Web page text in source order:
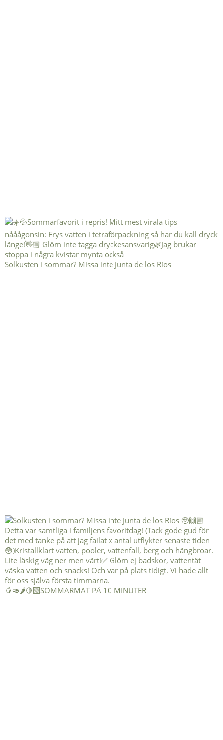
Solkusten i sommar? Missa inte Junta de los Ríos
🥭🥑🌶️🍋‍🟩SOMMARMAT PÅ 10 MINUTER